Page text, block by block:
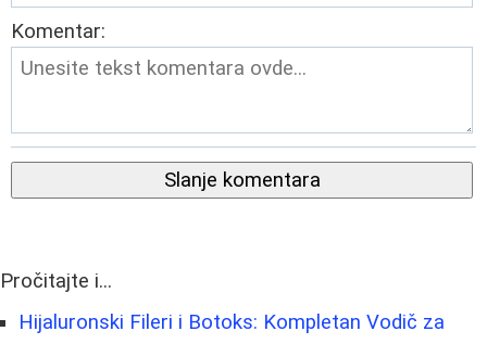
Komentar:
Slanje komentara
Pročitajte i...
Hijaluronski Fileri i Botoks: Kompletan Vodič za